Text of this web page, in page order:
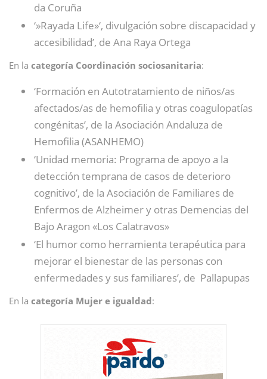
da Coruña
‘»Rayada Life»‘, divulgación sobre discapacidad y
accesibilidad’, de Ana Raya Ortega
En la categoría Coordinación sociosanitaria:
‘Formación en Autotratamiento de niños/as
afectados/as de hemofilia y otras coagulopatías
congénitas’, de la Asociación Andaluza de
Hemofilia (ASANHEMO)
‘Unidad memoria: Programa de apoyo a la
detección temprana de casos de deterioro
cognitivo’, de la Asociación de Familiares de
Enfermos de Alzheimer y otras Demencias del
Bajo Aragon «Los Calatravos»
‘El humor como herramienta terapéutica para
mejorar el bienestar de las personas con
enfermedades y sus familiares’, de Pallapupas
En la categoría Mujer e igualdad: